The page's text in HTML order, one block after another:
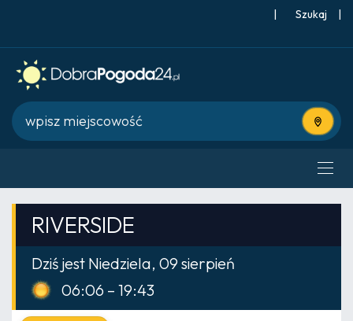
| |
Użyj
RIVERSIDE
Dziś jest Niedziela, 09 sierpień
06:06 – 19:43